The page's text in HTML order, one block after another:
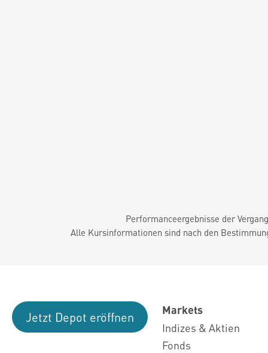
Performanceergebnisse der
Alle Kursinformationen sind nach den
Jetzt Depot eröffnen
Markets
Indizes & Aktien
Fonds